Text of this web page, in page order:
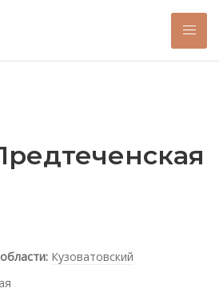
Кузоватовский